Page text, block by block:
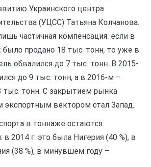
Украинского центра
(УЦСС) Татьяна Колчанова.
частичная компенсация: если в
было продано 18 тыс. тонн, то уже в
обвалился до 7 тыс. тонн. В 2015-
до 9 тыс. тонн, а в 2016-м –
тыс. тонн. С закрытием рынка
экспортным вектором стал Запад.
в тоннаже остаются
2014 г. это была Нигерия (40 %), в
(38 %), в минувшем году –